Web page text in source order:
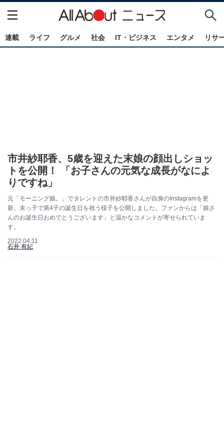
連載 ライフ グルメ 社会 IT・ビジネス エンタメ リサ
市井紗耶香、5歳を迎えた末娘の顔出しショッ
トを公開！ 「お子さんの元気な成長がなによ
りですね」
元「モーニング娘。」でタレントの市井紗耶香さんが自身のInstagramを更
新。末っ子で第4子の誕生日を祝う様子を公開しました。ファンからは「娘さ
んのお誕生日おめでとうございます」と温かなコメントが寄せられていま
す。
2022.04.11
石井 有紀